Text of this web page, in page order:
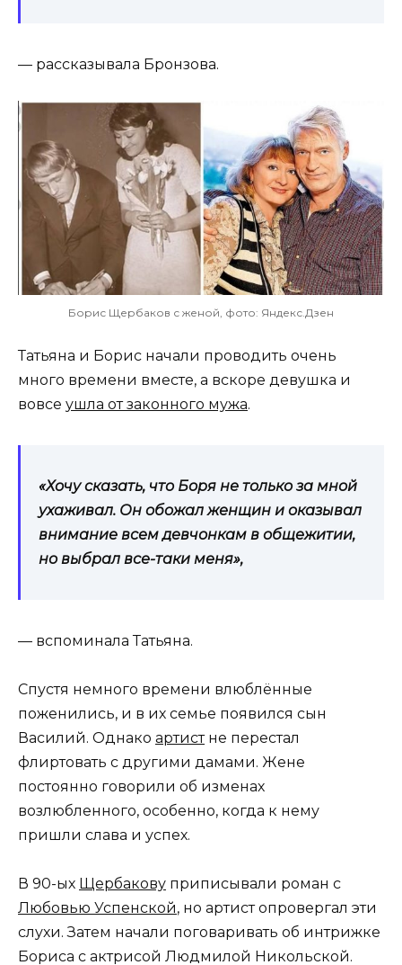
— рассказывала Бронзова.
Борис Щербаков с женой, фото: Яндекс.Дзен
Татьяна и Борис начали проводить очень
много времени вместе, а вскоре девушка и
вовсе ушла от законного мужа.
«Хочу сказать, что Боря не только за мной
ухаживал. Он обожал женщин и оказывал
внимание всем девчонкам в общежитии,
но выбрал все-таки меня»,
— вспоминала Татьяна.
Спустя немного времени влюблённые
поженились, и в их семье появился сын
Василий. Однако артистне перестал
флиртовать с другими дамами. Жене
постоянно говорили об изменах
возлюбленного, особенно, когда к нему
пришли слава и успех.
В 90-ых Щербакову приписывали роман с
Любовью Успенской, но артист опровергал эти
слухи. Затем начали поговаривать об интрижке
Бориса с актрисой Людмилой Никольской.